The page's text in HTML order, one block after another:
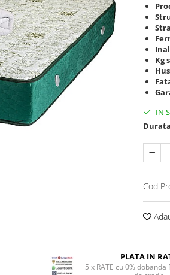
Kg
IN
Cod
PLATA IN
5 x RATE cu 0%